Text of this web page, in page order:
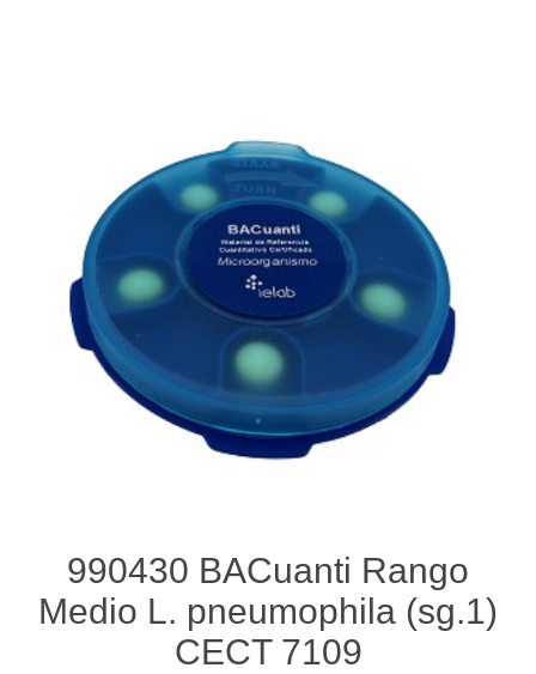
990430 BACuanti Rango
Medio L. pneumophila (sg.1)
CECT 7109